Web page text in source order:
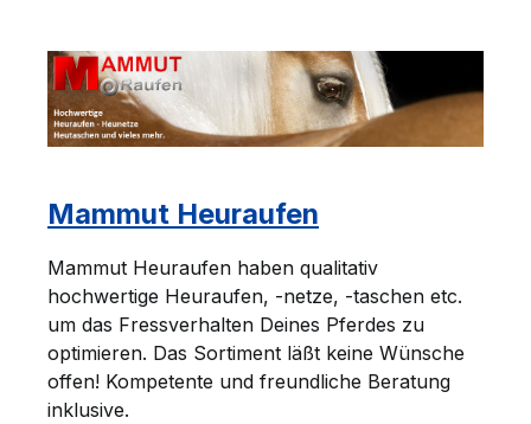
Mammut Heuraufen
Mammut Heuraufen haben qualitativ
hochwertige Heuraufen, -netze, -taschen etc.
um das Fressverhalten Deines Pferdes zu
optimieren. Das Sortiment läßt keine Wünsche
offen! Kompetente und freundliche Beratung
inklusive.